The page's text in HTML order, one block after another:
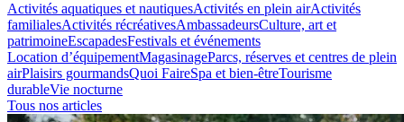
Activités aquatiques et nautiquesActivités en plein airActivités
familialesActivités récréativesAmbassadeursCulture, art et
patrimoineEscapadesFestivals et événements
Location d’équipementMagasinageParcs, réserves et centres de plein
airPlaisirs gourmandsQuoi FaireSpa et bien-êtreTourisme
durableVie nocturne
Tous nos articles